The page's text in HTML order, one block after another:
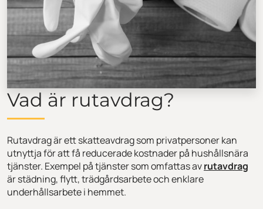
Vad är rutavdrag?
Rutavdrag är ett skatteavdrag som privatpersoner kan
utnyttja för att få reducerade kostnader på hushållsnära
tjänster. Exempel på tjänster som omfattas avrutavdrag
är städning, flytt, trädgårdsarbete och enklare
underhållsarbete i hemmet.